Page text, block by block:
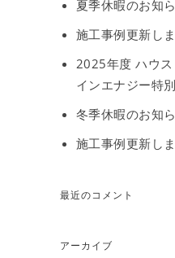
夏季休暇のお知ら
施工事例更新しま
2025年度 ハウス
インエナジー特
冬季休暇のお知ら
施工事例更新しま
最近のコメント
アーカイブ